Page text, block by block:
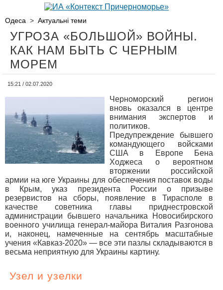
Одеса > Актуальні теми
УГРОЗА «БОЛЬШОЙ» ВОЙНЫ.
КАК НАМ БЫТЬ С ЧЕРНЫМ
МОРЕМ
15:21 / 02.07.2020
Черноморский регион
вновь оказался в центре
внимания экспертов и
политиков.
Предупреждение бывшего
командующего войсками
США в Европе Бена
Ходжеса о вероятном
вторжении российской
армии на юге Украины для обеспечения поставок воды
в Крым, указ президента России о призыве
резервистов на сборы, появление в Тирасполе в
качестве советника главы приднестровской
администрации бывшего начальника Новосибирского
военного училища генерал-майора Виталия Разгонова
и, наконец, намеченные на сентябрь масштабные
учения «Кавказ-2020» — все эти пазлы складываются в
весьма неприятную для Украины картину.
Узел и узелки